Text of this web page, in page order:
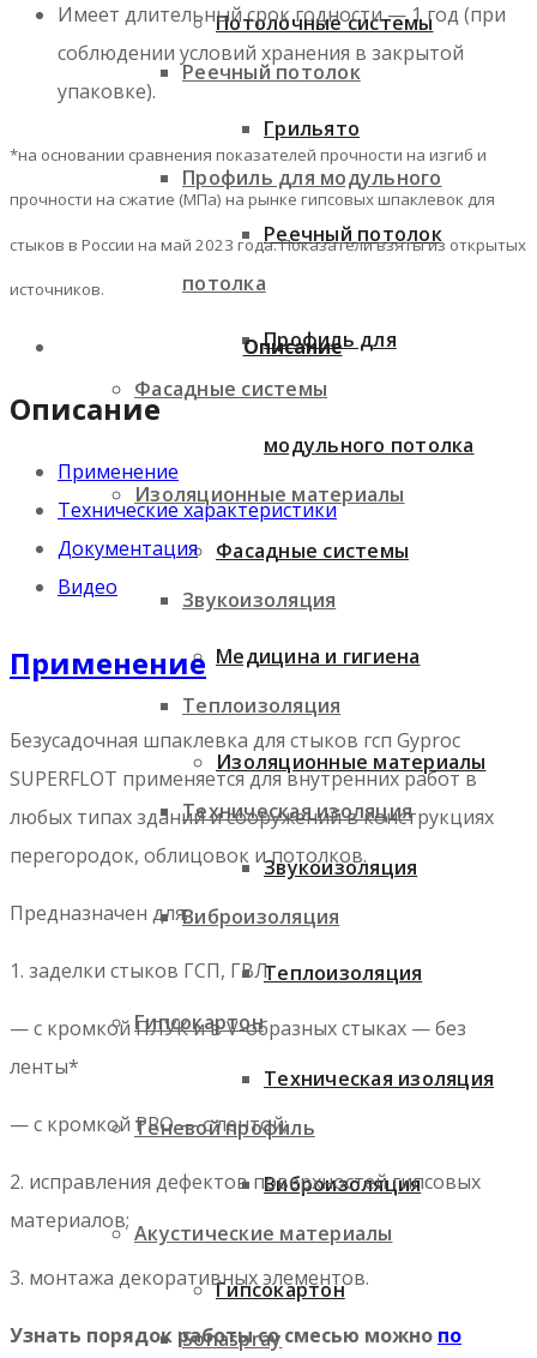
Реечный потолок
Профиль для модульного
потолка
Фасадные системы
Изоляционные материалы
Звукоизоляция
Теплоизоляция
Техническая изоляция
Виброизоляция
Гипсокартон
Теневой профиль
Акустические материалы
Sonaspray
Потолочные системы
Грильято
Реечный потолок
Профиль для
модульного потолка
Фасадные системы
Медицина и гигиена
Изоляционные материалы
Звукоизоляция
Теплоизоляция
Техническая изоляция
Виброизоляция
Гипсокартон
Имеет длительный срок годности — 1 год (при
соблюдении условий хранения в закрытой
упаковке).
*на основании сравнения показателей прочности на изгиб и
прочности на сжатие (МПа) на рынке гипсовых шпаклевок для
стыков в России на май 2023 года. Показатели взяты из открытых
источников.
Описание
Описание
Применение
Технические характеристики
Документация
Видео
Применение
Безусадочная шпаклевка для стыков гсп Gyproc
SUPERFLOT применяется для внутренних работ в
любых типах зданий и сооружений в конструкциях
перегородок, облицовок и потолков.
Предназначен для:
1. заделки стыков ГСП, ГВЛ:
— с кромкой ПЛУК и в V-образных стыках — без
ленты*
— с кромкой PRO — с лентой;
2. исправления дефектов поверхностей гипсовых
материалов;
3. монтажа декоративных элементов.
Узнать порядок работы со смесью можно по